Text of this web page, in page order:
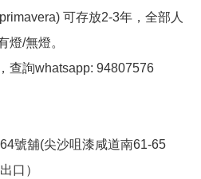
可存放2-3年，全部人
燈/無燈。
查詢whatsapp: 94807576
號舖(尖沙咀漆咸道南61-65
口）